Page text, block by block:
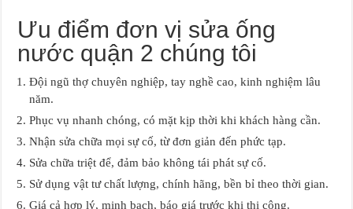
Ưu điểm đơn vị sửa ống
nước quận 2 chúng tôi
Đội ngũ thợ chuyên nghiệp, tay nghề cao, kinh nghiệm lâu
năm.
Phục vụ nhanh chóng, có mặt kịp thời khi khách hàng cần.
Nhận sửa chữa mọi sự cố, từ đơn giản đến phức tạp.
Sửa chữa triệt để, đảm bảo không tái phát sự cố.
Sử dụng vật tư chất lượng, chính hãng, bền bỉ theo thời gian.
Giá cả hợp lý, minh bạch, báo giá trước khi thi công.